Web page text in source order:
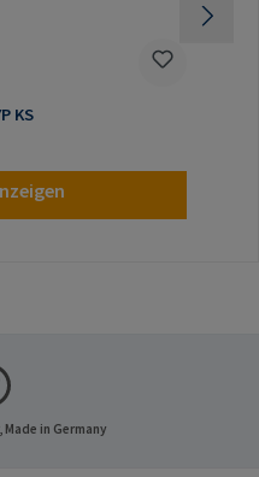
KS
in Germany